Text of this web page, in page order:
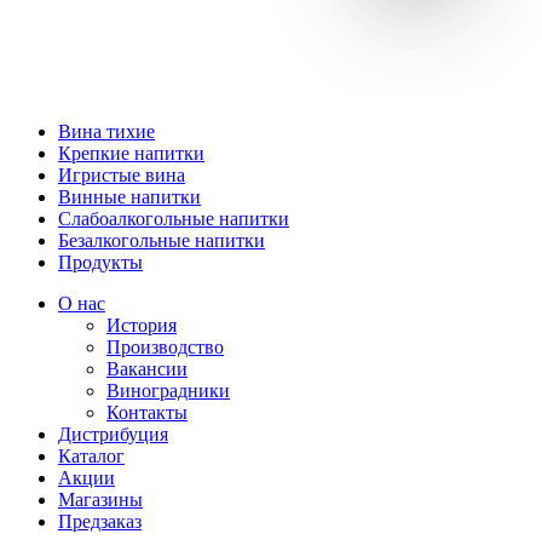
Вина тихие
Крепкие напитки
Игристые вина
Винные напитки
Слабоалкогольные напитки
Безалкогольные напитки
Продукты
О нас
История
Производство
Вакансии
Виноградники
Контакты
Дистрибуция
Каталог
Акции
Магазины
Предзаказ